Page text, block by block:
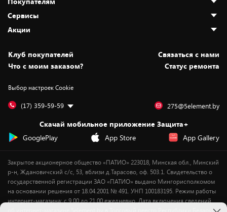
О нас
Адреса магазинов
Новости
Статьи и обзоры
Вакансии
Дай пять добру!
Как сделать заказ
Оплата и доставка
Безналичный расчёт
Обмен и возврат товара
Обработка персональных данных
Подарочные карты
Сервисы
Установка техники
Для игровых консолей
Для мобильных устройств
Для компьютеров
Сервисные центры
Акции
Скидки и промокоды
Белорусские товары
Бонусы
Оплата частями
Новинки
Клуб покупателей
Cвязаться с нами
Что с моим заказом?
Статус ремонта
Выбор настроек Cookie
(17) 359-59-59 275@5element.by
Скачай мобильное приложение Защита+
GooglePlay
App Store App Gallery
Закрытое акционерное общество «ПАТИО» 223018, Минская обл., Минский
р-н, Ждановичский с/с, 53, вблизи д.Тарасово, оф. 503.1. Свидетельство о
государственной регистрации ЗАО «ПАТИО» выдано Мингорисполкомом
на основании решения от 18.04.2001 № 491. УНП 100183195. Режим работы
интернет-магазина: с 9.00 до 21.00 ежедневно. Дата включения сведений
об интернет-магазине 5element.by в Торговый реестр Республики Беларусь